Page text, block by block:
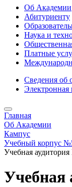
Об Академии
Абитуриенту
Наука и
Платные
Сведения об
Электронная
Главная
Об Академии
Кампус
Учебный корпус
Учебная
Учебная